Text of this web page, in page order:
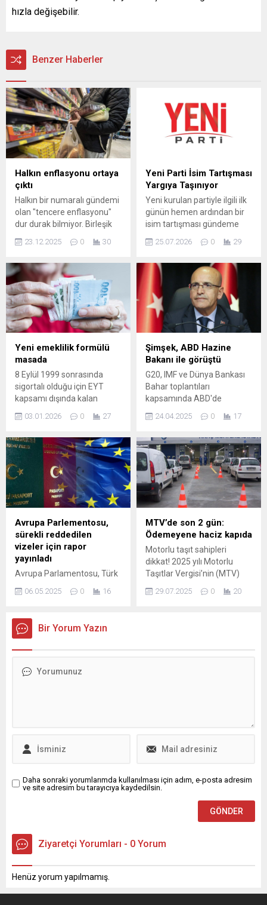
hızla değişebilir.
Benzer Haberler
Halkın enflasyonu ortaya
çıktı
Halkın bir numaralı gündemi
olan "tencere enflasyonu"
dur durak bilmiyor. Birleşik
Ar-Ge birimi KAMUAR, halkın
"Halkın Enflasyonu"
araştırmasının Aralık 2025
sonuçlarını duyurdu. Rapor,
Türkiye ...
23.12.2025 0 30
Yeni Parti İsim Tartışması
Yargıya Taşınıyor
Yeni kurulan partiyle ilgili ilk
günün hemen ardından bir
isim tartışması gündeme
üzerinden yapılan
ve ekibinin “Yeni Parti”
adıyla kuruluş başvurusunda
bulunduğu; aynı zamanda
CHP TBMM Grubu’na ait X
hesabının adının da “Yeni
Parti” şeklinde değiştirildiği
iddia edildi. Bu gelişme, söz
konusu ismin daha...
25.07.2026 0 29
Yeni emeklilik formülü
masada
8 Eylül 1999 sonrasında
sigortalı olduğu için EYT
kapsamı dışında kalan
milyonlarca çalışan için
"kademeli emeklilik" umudu
yeni formül; 2000-2008
arası girişliler için yaş ve
prim dengesini yeniden
kuruyor. İşte statüye göre
erken emeklilik planı...
03.01.2026 0 27
Şimşek, ABD Hazine
Bakanı ile görüştü
G20, IMF ve Dünya Bankası
Bahar toplantıları
kapsamında ABD'de
bulunan Hazine ve Maliye
Bakanı Mehmet Şimşek,
gününde ABD Hazine
Bakanı Scott Bessent ile
görüştü. Görüşmeye ilişkin
Hazine ve Maliye
Bakanlığı'ndan açıklama
yapıldı ...
24.04.2025 0 17
Avrupa Parlementosu,
sürekli reddedilen
vizeler için rapor
yayınladı
Avrupa Parlamentosu, Türk
reddine ilişkin ilk kez net bir
Raporda yaşanan sıkıntılara
üzüntü dile getirildi ancak
kullanım endişesi gösterildi.
06.05.2025 0 16
MTV’de son 2 gün:
Ödemeyene haciz kapıda
Motorlu taşıt sahipleri
dikkat! 2025 yılı Motorlu
Taşıtlar Vergisi’nin (MTV)
son 2 gün. Araç sahipleri ile
29.07.2025 0 20
Bir Yorum Yazın
Daha sonraki yorumlarımda kullanılması için adım, e-posta adresim
ve site adresim bu tarayıcıya kaydedilsin.
Ziyaretçi Yorumları - 0 Yorum
Henüz yorum yapılmamış.